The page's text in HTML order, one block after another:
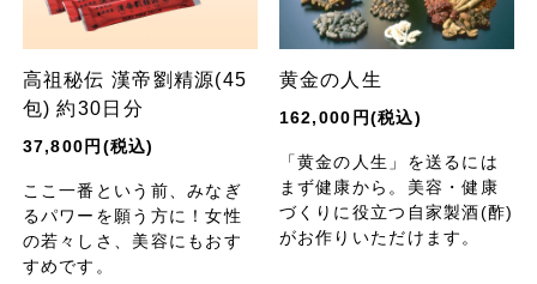
高祖秘伝 漢帝劉精源(45
包) 約30日分
37,800円(税込)
ここ一番という前、みなぎ
るパワーを願う方に！女性
の若々しさ、美容にもおす
すめです。
黄金の人生
162,000円(税込)
「黄金の人生」を送るには
まず健康から。美容・健康
づくりに役立つ自家製酒(酢)
がお作りいただけます。